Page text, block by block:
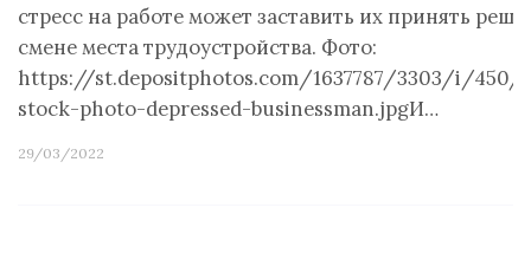
стресс на работе может заставить их принять
смене места трудоустройства. Фото:
https://st.depositphotos.com/1637787/3303/i/450/
stock-photo-depressed-businessman.jpgИ…
29/03/2022